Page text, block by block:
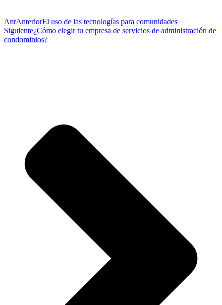
AntAnteriorEl uso de las tecnologías para comunidades
Siguiente¿Cómo elegir tu empresa de servicios de administración de
condominios?